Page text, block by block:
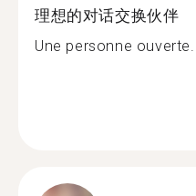
理想的对话交换伙伴
Une personne ouverte...